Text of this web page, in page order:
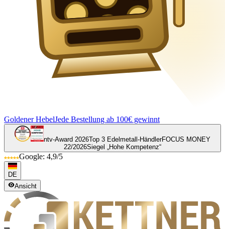
Goldener HebelJede Bestellung ab 100€ gewinnt
ntv-Award 2026Top 3 Edelmetall-HändlerFOCUS MONEY
22/2026Siegel „Hohe Kompetenz“
Google: 4,9/5
DE
Ansicht